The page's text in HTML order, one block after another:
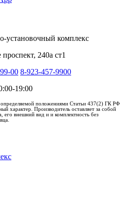
установочный комплекс
240а ст1
00 8-923-457-9900
19:00
определяемой положениями Статьи 437(2) ГК РФ
характер. Производитель оставляет за собой
его внешний вид и и комплектность без